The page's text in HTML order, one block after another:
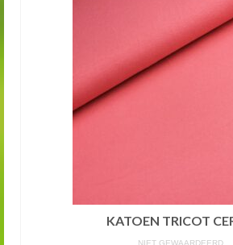
KATOEN TRICOT
NIET GEWAARDEERD